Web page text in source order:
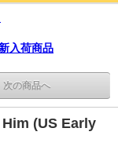
入荷商品
次の商品へ
(US Early